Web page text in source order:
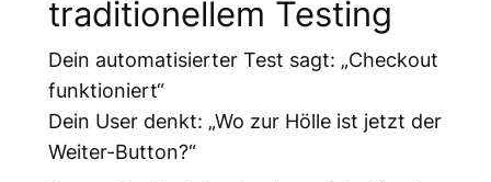
traditionellem Testing
Dein automatisierter Test sagt: „Checkout
funktioniert“
Dein User denkt: „Wo zur Hölle ist jetzt der
Weiter-Button?“